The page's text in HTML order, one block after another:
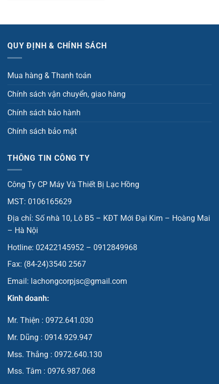
QUY ĐỊNH & CHÍNH SÁCH
Mua hàng & Thanh toán
Chính sách vận chuyển, giao hàng
Chính sách bảo hành
Chính sách bảo mật
THÔNG TIN CÔNG TY
Công Ty CP Máy Và Thiết Bị Lạc Hồng
MST: 0106165629
Địa chỉ: Số nhà 10, Lô B5 – KĐT Mới Đại Kim – Hoàng Mai
– Hà Nội
Hotline: 02422145952 – 0912849968
Fax: (84-24)3540 2567
Email: lachongcorpjsc@gmail.com
Kinh doanh:
Mr. Thiện : 0972.641.030
Mr. Dũng : 0914.929.947
Mss. Thắng : 0972.640.130
Mss. Tâm : 0976.987.068